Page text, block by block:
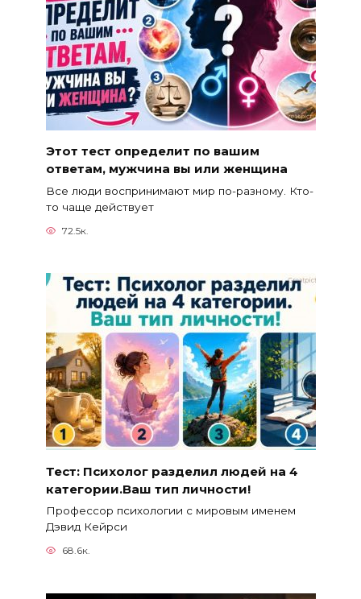
Этот тест определит по вашим
ответам, мужчина вы или женщина
Все люди воспринимают мир по-разному. Кто-
то чаще действует
72.5к.
Тест: Психолог разделил людей на 4
категории.Ваш тип личности!
Профессор психологии с мировым именем
Дэвид Кейрси
68.6к.